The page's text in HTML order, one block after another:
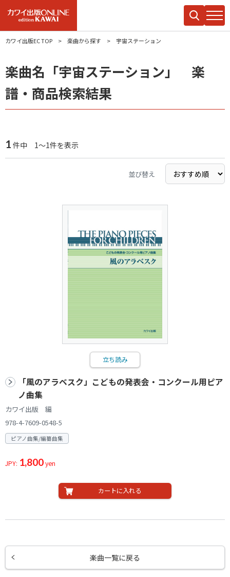
カワイ出版EC TOP 楽曲から探す 宇宙ステーション
楽曲名「宇宙ステーション」 楽
譜・商品検索結果
1 件中 1～1件を表示
並び替え
立ち読み
「風のアラベスク」こどもの発表会・コンクール用ピア
ノ曲集
カワイ出版 編
978-4-7609-0548-5
ピアノ曲集/編纂曲集
JPY: 1,800yen
カートに入れる
楽曲一覧に戻る